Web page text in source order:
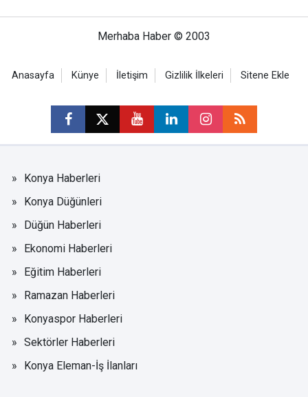
Merhaba Haber © 2003
Anasayfa Künye İletişim Gizlilik İlkeleri Sitene Ekle
Konya Haberleri
Konya Düğünleri
Düğün Haberleri
Ekonomi Haberleri
Eğitim Haberleri
Ramazan Haberleri
Konyaspor Haberleri
Sektörler Haberleri
Konya Eleman-İş İlanları